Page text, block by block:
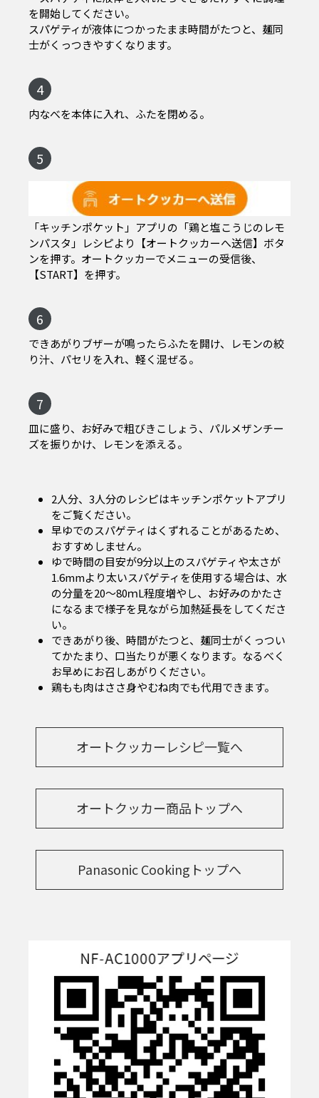
を開始してください。
スパゲティが液体につかったまま時間がたつと、麺同
士がくっつきやすくなります。
4
内なべを本体に入れ、ふたを閉める。
5
「キッチンポケット」アプリの「鶏と塩こうじのレモ
ンパスタ」レシピより【オートクッカーへ送信】ボタ
ンを押す。オートクッカーでメニューの受信後、
【START】を押す。
6
できあがりブザーが鳴ったらふたを開け、レモンの絞
り汁、パセリを入れ、軽く混ぜる。
7
皿に盛り、お好みで粗びきこしょう、パルメザンチー
ズを振りかけ、レモンを添える。
2人分、3人分のレシピはキッチンポケットアプリ
をご覧ください。
早ゆでのスパゲティはくずれることがあるため、
おすすめしません。
ゆで時間の目安が9分以上のスパゲティや太さが
1.6mmより太いスパゲティを使用する場合は、水
の分量を20～80ｍL程度増やし、お好みのかたさ
になるまで様子を見ながら加熱延長をしてくださ
い。
できあがり後、時間がたつと、麺同士がくっつい
てかたまり、口当たりが悪くなります。なるべく
お早めにお召しあがりください。
鶏もも肉はささ身やむね肉でも代用できます。
オートクッカーレシピ一覧へ
オートクッカー商品トップへ
Panasonic Cookingトップへ